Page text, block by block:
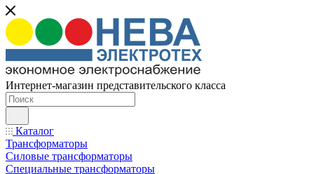
Интернет-магазин представительского класса
Каталог
Трансформаторы
Силовые трансформаторы
Специальные трансформаторы